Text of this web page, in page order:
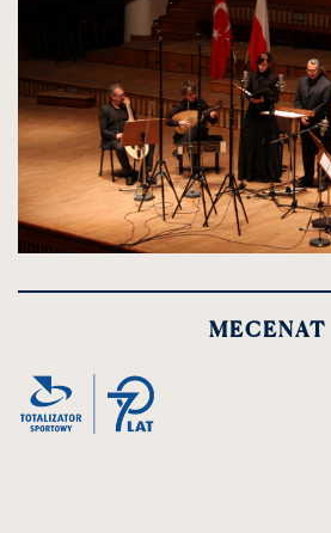
oryginalnych
spowoduje
rozmiarów
oryginalnych
MECENAT